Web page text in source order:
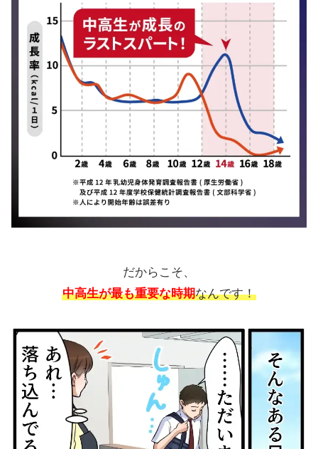
だからこそ、
中高生が最も重要な時期なんです！